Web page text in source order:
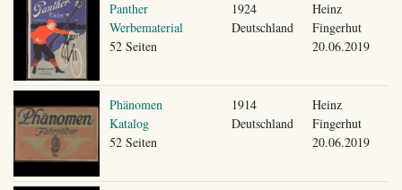
Panther
Werbematerial
52 Seiten
1924
Deutschland
Heinz
Fingerhut
20.06.2019
Phänomen
Katalog
52 Seiten
1914
Deutschland
Heinz
Fingerhut
20.06.2019